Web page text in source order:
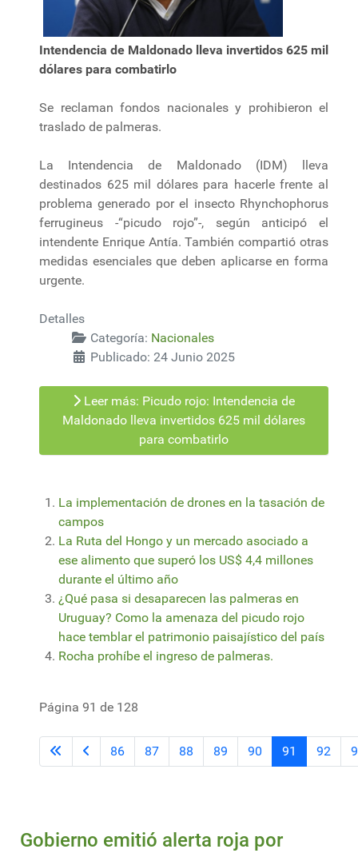
Intendencia de Maldonado lleva invertidos 625 mil
dólares para combatirlo
Se reclaman fondos nacionales y prohibieron el
traslado de palmeras.
La Intendencia de Maldonado (IDM) lleva
destinados 625 mil dólares para hacerle frente al
problema generado por el insecto Rhynchophorus
ferrugineus -“picudo rojo”-, según anticipó el
intendente Enrique Antía. También compartió otras
medidas esenciales que deben aplicarse en forma
urgente.
Detalles
Categoría: Nacionales
Publicado: 24 Junio 2025
Leer más: Picudo rojo: Intendencia de
Maldonado lleva invertidos 625 mil dólares
para combatirlo
La implementación de drones en la tasación de
campos
La Ruta del Hongo y un mercado asociado a
ese alimento que superó los US$ 4,4 millones
durante el último año
¿Qué pasa si desaparecen las palmeras en
Uruguay? Como la amenaza del picudo rojo
hace temblar el patrimonio paisajístico del país
Rocha prohíbe el ingreso de palmeras.
Página 91 de 128
86 87 88 89 90 91 92
Gobierno emitió alerta roja por